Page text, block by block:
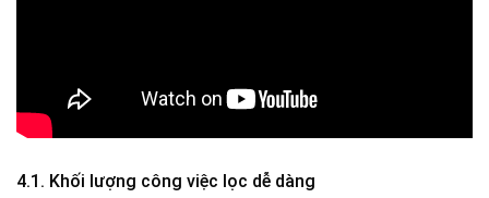
4.1. Khối lượng công việc lọc dễ dàng